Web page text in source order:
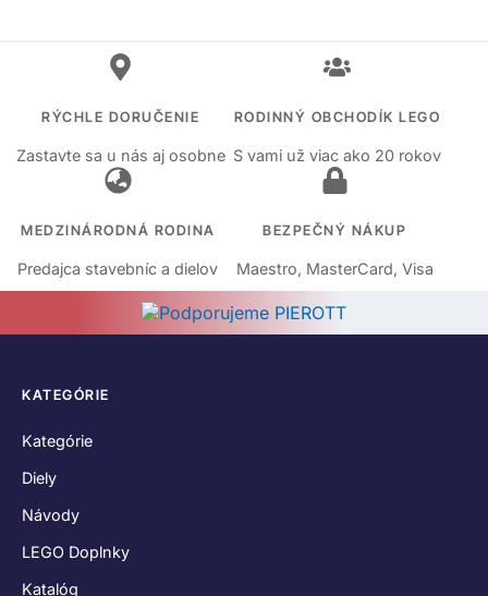
RÝCHLE DORUČENIE
Zastavte sa u nás aj osobne
RODINNÝ OBCHODÍK LEGO
S vami už viac ako 20 rokov
MEDZINÁRODNÁ RODINA
Predajca stavebníc a dielov
BEZPEČNÝ NÁKUP
Maestro, MasterCard, Visa
KATEGÓRIE
Kategórie
Diely
Návody
LEGO Doplnky
Katalóg